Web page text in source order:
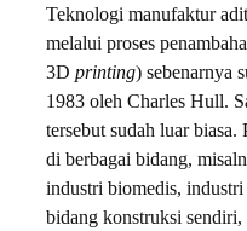
Teknologi manufaktur
melalui proses
3D printing) sebenarnya
1983 oleh Charles Hull.
tersebut sudah luar
di berbagai bidang,
industri biomedis,
bidang konstruksi